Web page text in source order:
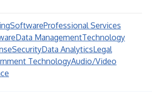
SoftwareProfessional Services
Data ManagementTechnology
SecurityData AnalyticsLegal
TechnologyAudio/Video